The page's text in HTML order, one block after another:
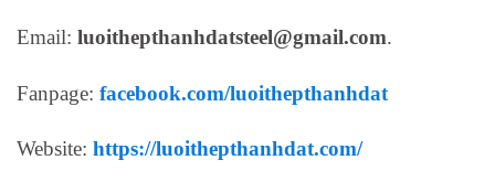
Email: luoithepthanhdatsteel@gmail.com.
Fanpage: facebook.com/luoithepthanhdat
Website: https://luoithepthanhdat.com/